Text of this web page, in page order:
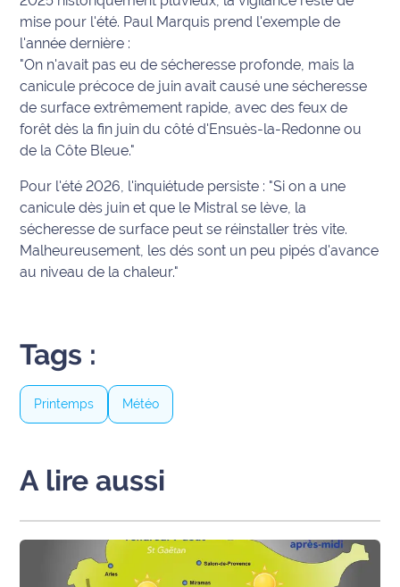
site maritima.fr
Archives
mise pour l'été. Paul Marquis prend l'exemple de
l'année dernière :
"On n'avait pas eu de sécheresse profonde, mais la
canicule précoce de juin avait causé une sécheresse
de surface extrêmement rapide, avec des feux de
forêt dès la fin juin du côté d'Ensuès-la-Redonne ou
de la Côte Bleue."
Pour l'été 2026, l'inquiétude persiste : "Si on a une
canicule dès juin et que le Mistral se lève, la
sécheresse de surface peut se réinstaller très vite.
Malheureusement, les dés sont un peu pipés d'avance
au niveau de la chaleur."
Tags :
Printemps Météo
A lire aussi